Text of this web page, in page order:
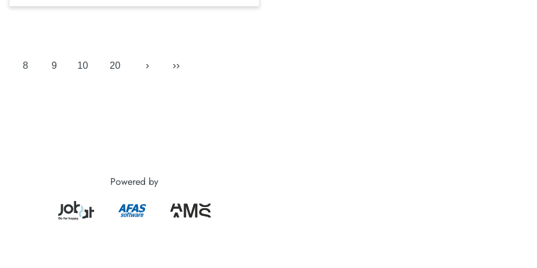
8 9 10 20 › ››
Powered by